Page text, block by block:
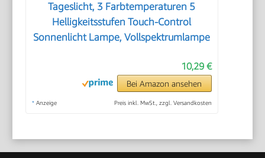
Tageslicht, 3 Farbtemperaturen 5
Helligkeitsstufen Touch-Control
Sonnenlicht Lampe, Vollspektrumlampe
10,29 €
Bei Amazon ansehen
* Anzeige Preis inkl. MwSt., zzgl. Versandkosten